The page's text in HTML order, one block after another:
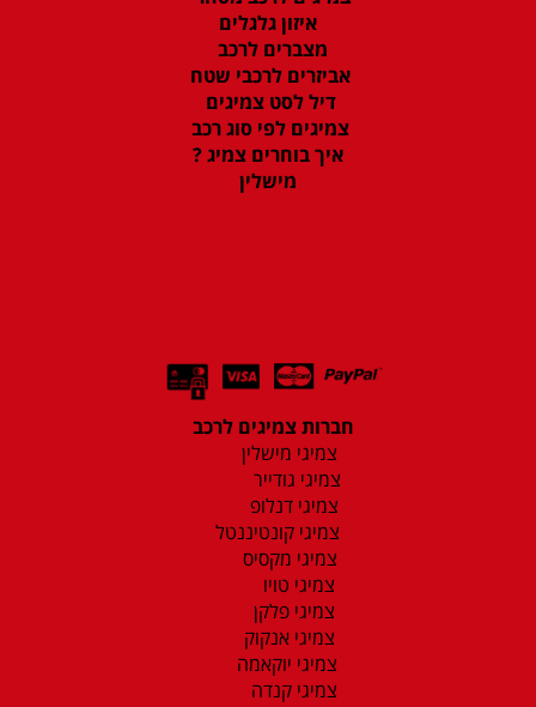
איזון גלגלים
מצברים לרכב
אביזרים לרכבי שטח
דיל לסט צמיגים
צמיגים לפי סוג רכב
איך בוחרים צמיג ?
מישלין
חברות צמיגים לרכב
צמיגי מישלין
צמיגי גודייר
צמיגי דנלופ
צמיגי קונטיננטל
צמיגי מקסיס
צמיגי טויו
צמיגי פלקן
צמיגי אנקוק
צמיגי יוקאמה
צמיגי קנדה